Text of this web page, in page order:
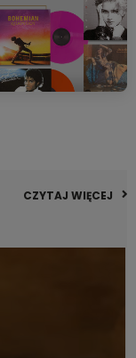
CZYTAJ WIĘCEJ